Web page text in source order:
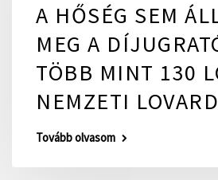
A HŐSÉG SEM
MEG A
TÖBB MINT 130
NEMZETI
Tovább olvasom